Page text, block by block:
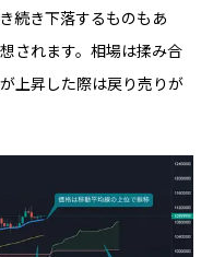
続き下落するものもあ
されます。相場は揉み合
上昇した際は戻り売りが